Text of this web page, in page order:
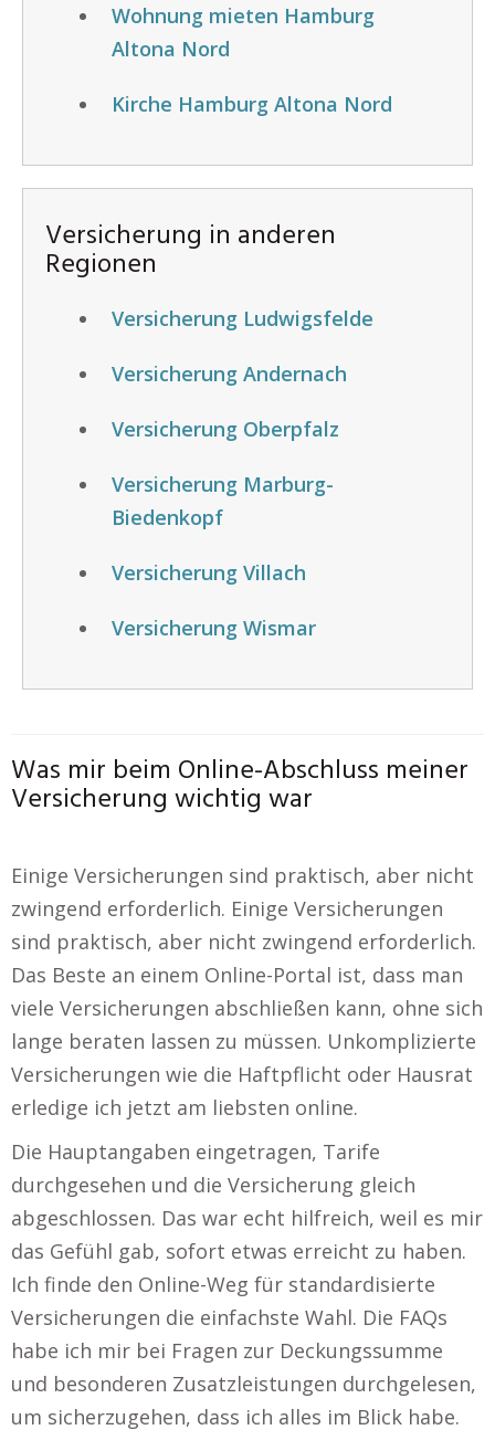
Wohnung mieten Hamburg
Altona Nord
Kirche Hamburg Altona Nord
Versicherung in anderen
Regionen
Versicherung Ludwigsfelde
Versicherung Andernach
Versicherung Oberpfalz
Versicherung Marburg-
Biedenkopf
Versicherung Villach
Versicherung Wismar
Was mir beim Online-Abschluss meiner
Versicherung wichtig war
Einige Versicherungen sind praktisch, aber nicht
zwingend erforderlich. Einige Versicherungen
sind praktisch, aber nicht zwingend erforderlich.
Das Beste an einem Online-Portal ist, dass man
viele Versicherungen abschließen kann, ohne sich
lange beraten lassen zu müssen. Unkomplizierte
Versicherungen wie die Haftpflicht oder Hausrat
erledige ich jetzt am liebsten online.
Die Hauptangaben eingetragen, Tarife
durchgesehen und die Versicherung gleich
abgeschlossen. Das war echt hilfreich, weil es mir
das Gefühl gab, sofort etwas erreicht zu haben.
Ich finde den Online-Weg für standardisierte
Versicherungen die einfachste Wahl. Die FAQs
habe ich mir bei Fragen zur Deckungssumme
und besonderen Zusatzleistungen durchgelesen,
um sicherzugehen, dass ich alles im Blick habe.